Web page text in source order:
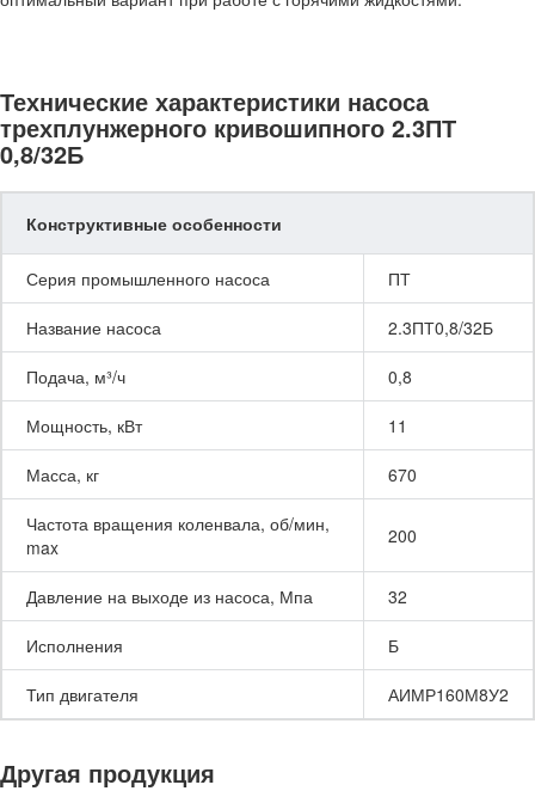
Технические характеристики насоса
трехплунжерного кривошипного 2.3ПТ
0,8/32Б
Конструктивные особенности
Серия промышленного насоса ПТ
Название насоса 2.3ПТ0,8/32Б
Подача, м³/ч 0,8
Мощность, кВт 11
Масса, кг 670
Частота вращения коленвала, об/мин,
max
200
Давление на выходе из насоса, Мпа 32
Исполнения Б
Тип двигателя АИМР160М8У2
Другая продукция